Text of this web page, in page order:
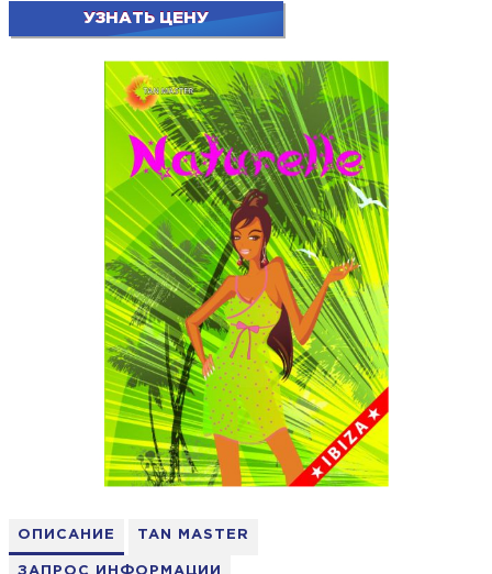
ОПИСАНИЕ TAN MASTER
ЗАПРОС ИНФОРМАЦИИ
УЗНАТЬ ЦЕНУ